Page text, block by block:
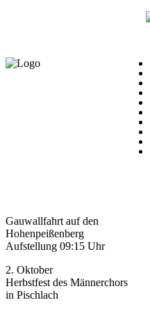
Gauwallfahrt auf den
Hohenpeißenberg
Aufstellung 09:15 Uhr
2. Oktober
Herbstfest des Männerchors
in Pischlach